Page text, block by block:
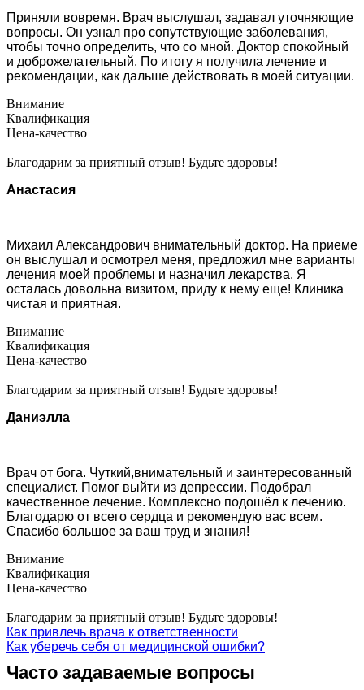
Приняли вовремя. Врач выслушал, задавал уточняющие
вопросы. Он узнал про сопутствующие заболевания,
чтобы точно определить, что со мной. Доктор спокойный
и доброжелательный. По итогу я получила лечение и
рекомендации, как дальше действовать в моей ситуации.
Внимание
Квалификация
Цена-качество
Благодарим за приятный отзыв! Будьте здоровы!
Анастасия
Михаил Александрович внимательный доктор. На приеме
он выслушал и осмотрел меня, предложил мне варианты
лечения моей проблемы и назначил лекарства. Я
осталась довольна визитом, приду к нему еще! Клиника
чистая и приятная.
Внимание
Квалификация
Цена-качество
Благодарим за приятный отзыв! Будьте здоровы!
Даниэлла
Врач от бога. Чуткий,внимательный и заинтересованный
специалист. Помог выйти из депрессии. Подобрал
качественное лечение. Комплексно подошёл к лечению.
Благодарю от всего сердца и рекомендую вас всем.
Спасибо большое за ваш труд и знания!
Внимание
Квалификация
Цена-качество
Благодарим за приятный отзыв! Будьте здоровы!
Как привлечь врача к ответственности
Как уберечь себя от медицинской ошибки?
Часто задаваемые вопросы